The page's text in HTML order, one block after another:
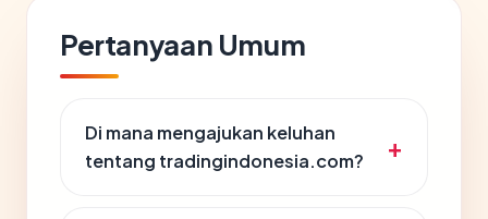
Pertanyaan Umum
Di mana mengajukan keluhan
tentang tradingindonesia.com?